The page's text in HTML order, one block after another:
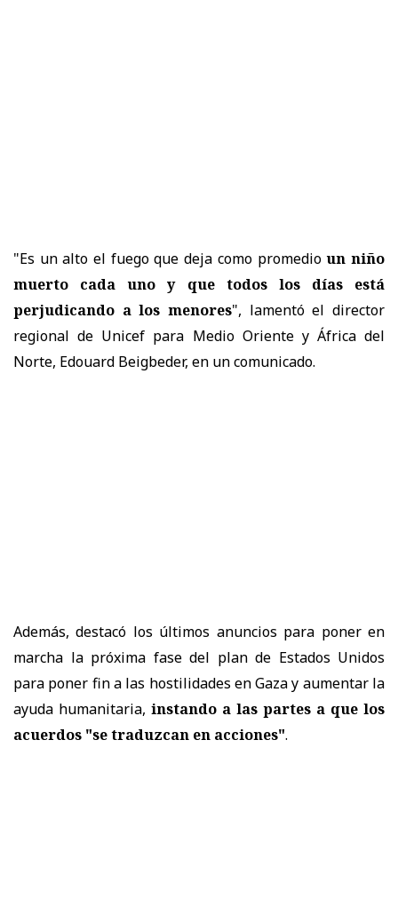
"Es un alto el fuego que deja como promedioun niño
muerto cada uno y que todos los días está
perjudicando a los menores", lamentó el director
regional de Unicef para Medio Oriente y África del
Norte, Edouard Beigbeder, en un comunicado.
Además, destacó los últimos anuncios para poner en
marcha la próxima fase del plan de Estados Unidos
para poner fin a las hostilidades en Gaza y aumentar la
ayuda humanitaria, instando a las partes a que los
acuerdos "se traduzcan en acciones".